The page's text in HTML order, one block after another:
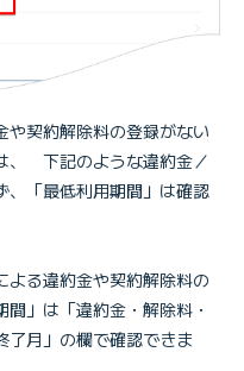
や契約解除料の登録がない
、 下記のような違約金／
、「最低利用期間」は確認
よる違約金や契約解除料の
」は「違約金・解除料・
了月」の欄で確認できま